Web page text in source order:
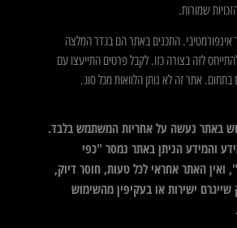
שמורות.
אינפורמטיבי. התכנים באתר הם בגדר המלצה
לזה בצורה כזו. לקבל פרטים התייעצו עם
בתחום. אתר זה לא נותן הלוואות מכל סוג.
באתר נעשה על אחריות המשתמש בלבד.
והמידע הניתן באתר נמסר "כפי
ואין האתר אחראי לכל טעות, חוסר דיוק,
שייגרם ישירות או בעקיפין מהשימוש